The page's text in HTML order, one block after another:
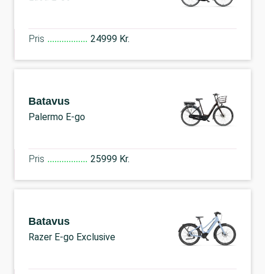
Pris 24999 Kr.
Batavus
Palermo E-go
Pris 25999 Kr.
Batavus
Razer E-go Exclusive